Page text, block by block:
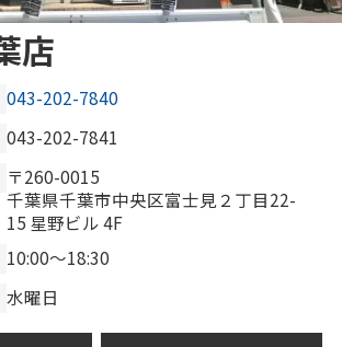
店
043-202-7840
043-202-7841
〒260-0015
千葉県千葉市中央区富士見２丁目22-
15 星野ビル 4F
10:00～18:30
水曜日